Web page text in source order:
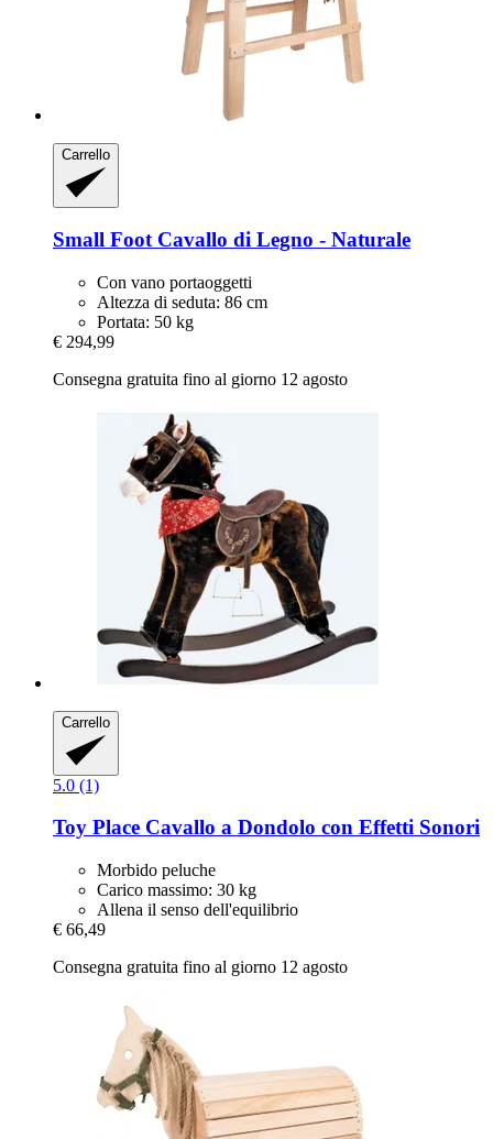
Carrello
Small FootCavallo di Legno -​ Naturale
Con vano portaoggetti
Altezza di seduta: 86 cm
Portata: 50 kg
€ 294,99
Consegna gratuita fino al giorno 12 agosto
Carrello
5.0 (1)
Toy Place Cavallo a Dondolo con Effetti Sonori
Morbido peluche
Carico massimo: 30 kg
Allena il senso dell'equilibrio
€ 66,49
Consegna gratuita fino al giorno 12 agosto